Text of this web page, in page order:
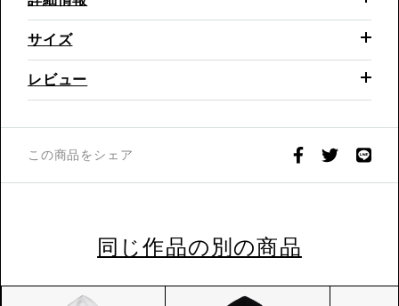
サイズ
レビュー
この商品をシェア
同じ作品の別の商品